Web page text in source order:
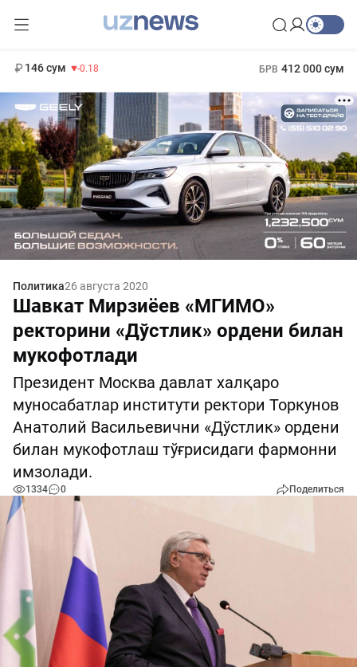
146 сум -0.18 БРВ 412 000 сум
Политика26 августа 2020
Шавкат Мирзиёев «МГИМО»
ректорини «Дўстлик» ордени билан
мукофотлади
Президент Москва давлат халқаро
муносабатлар институти ректори Торкунов
Анатолий Васильевични «Дўстлик» ордени
билан мукофотлаш тўғрисидаги фармонни
имзолади.
1334 0 Поделиться